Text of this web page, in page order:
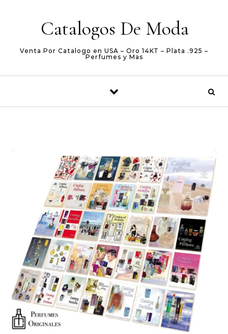
Catalogos De Moda
Venta Por Catalogo en USA – Oro 14KT – Plata .925 –
Perfumes y Mas